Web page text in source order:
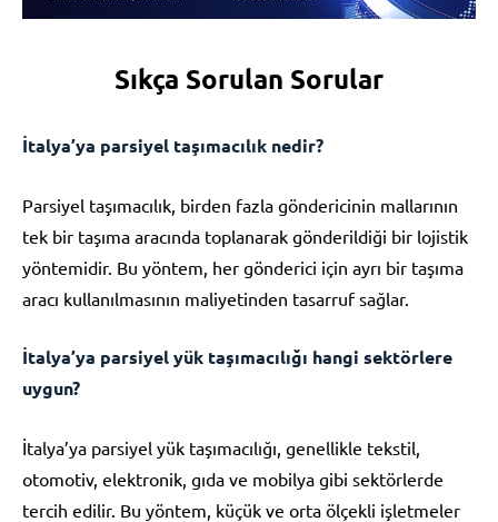
Sıkça Sorulan Sorular
İtalya’ya parsiyel taşımacılık nedir?
Parsiyel taşımacılık, birden fazla göndericinin mallarının
tek bir taşıma aracında toplanarak gönderildiği bir lojistik
yöntemidir. Bu yöntem, her gönderici için ayrı bir taşıma
aracı kullanılmasının maliyetinden tasarruf sağlar.
İtalya’ya parsiyel yük taşımacılığı hangi sektörlere
uygun?
İtalya’ya parsiyel yük taşımacılığı, genellikle tekstil,
otomotiv, elektronik, gıda ve mobilya gibi sektörlerde
tercih edilir. Bu yöntem, küçük ve orta ölçekli işletmeler
Müşteri Temsilcisi